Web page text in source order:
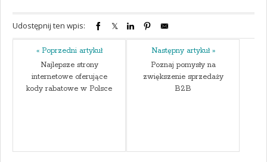
Udostępnij ten wpis:
« Poprzedni artykuł
Najlepsze strony
internetowe oferujące
kody rabatowe w Polsce
Następny artykuł »
Poznaj pomysły na
zwiększenie sprzedaży
B2B